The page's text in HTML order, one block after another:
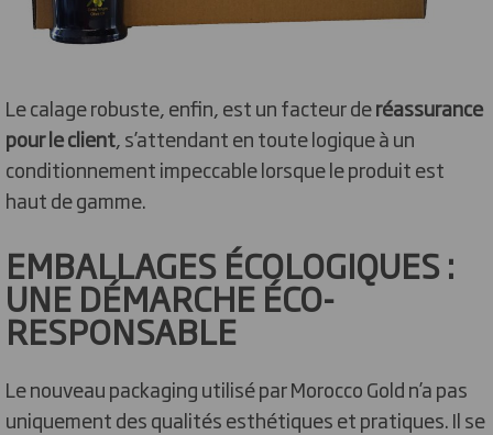
Le calage robuste, enfin, est un facteur deréassurance
pour le client, s’attendant en toute logique à un
conditionnement impeccable lorsque le produit est
haut de gamme.
EMBALLAGES ÉCOLOGIQUES :
UNE DÉMARCHE ÉCO-
RESPONSABLE
Le nouveau packaging utilisé par Morocco Gold n’a pas
uniquement des qualités esthétiques et pratiques. Il se